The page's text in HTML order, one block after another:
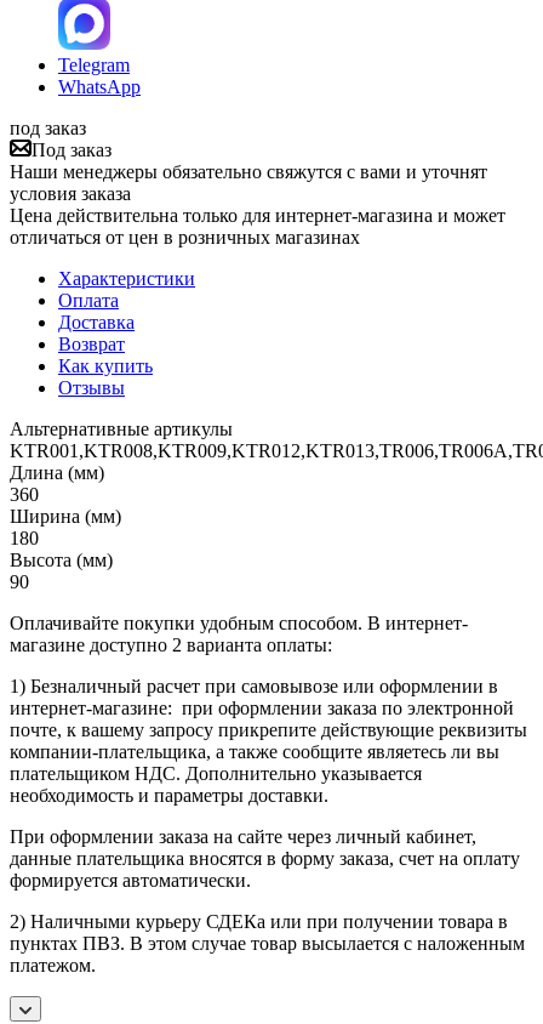
Telegram
WhatsApp
под заказ
Под заказ
Наши менеджеры обязательно свяжутся с вами и уточнят
условия заказа
Цена действительна только для интернет-магазина и может
отличаться от цен в розничных магазинах
Характеристики
Оплата
Доставка
Возврат
Как купить
Отзывы
Альтернативные артикулы
Длина (мм)
360
Ширина (мм)
180
Высота (мм)
90
Оплачивайте покупки удобным способом. В интернет-
магазине доступно 2 варианта оплаты:
1) Безналичный расчет при самовывозе или оформлении в
интернет-магазине: при оформлении заказа по электронной
почте, к вашему запросу прикрепите действующие реквизиты
компании-плательщика, а также сообщите являетесь ли вы
плательщиком НДС. Дополнительно указывается
необходимость и параметры доставки.
При оформлении заказа на сайте через личный кабинет,
данные плательщика вносятся в форму заказа, счет на оплату
формируется автоматически.
2) Наличными курьеру СДЕКа или при получении товара в
пунктах ПВЗ. В этом случае товар высылается с наложенным
платежом.